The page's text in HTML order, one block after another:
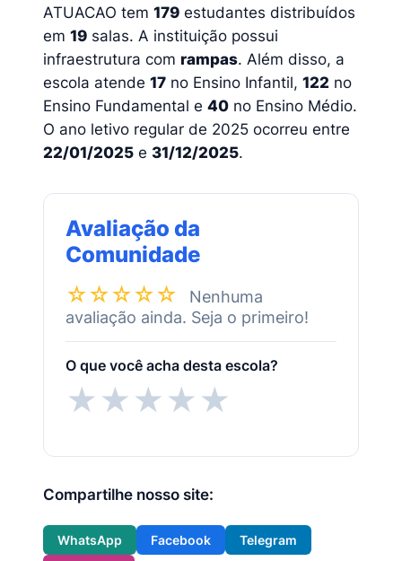
ATUACAO tem 179 estudantes distribuídos
em 19 salas. A instituição possui
infraestrutura com rampas. Além disso, a
escola atende 17 no Ensino Infantil, 122 no
Ensino Fundamental e 40 no Ensino Médio.
O ano letivo regular de 2025 ocorreu entre
22/01/2025 e 31/12/2025.
Avaliação da
Comunidade
☆☆☆☆☆
Nenhuma
avaliação ainda. Seja o primeiro!
O que você acha desta escola?
★★★★★
Compartilhe nosso site:
WhatsApp Facebook
Telegram